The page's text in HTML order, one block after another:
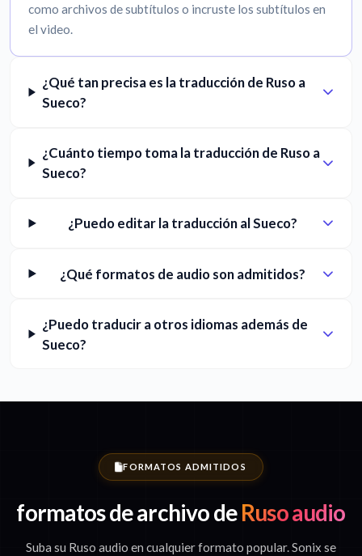
como archivos de subtítulos o incruste los subtítulos en
el video.
¿Qué tan precisa es la traducción de Ruso a
Sueco?
¿Cuánto tiempo toma la traducción de Ruso a
Sueco?
¿Puedo editar la traducción al Sueco?
¿Qué formatos de audio son admitidos?
¿Puedo traducir a otros idiomas además de
Sueco?
FORMATOS ADMITIDOS
formatos de archivo deRuso audio
Suba su Ruso audio en cualquier formato popular. Sonix se